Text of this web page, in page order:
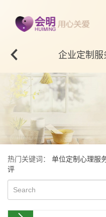
企业定制服
热门关键词： 单位定制心理服
评